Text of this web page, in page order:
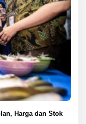
Harga dan Stok